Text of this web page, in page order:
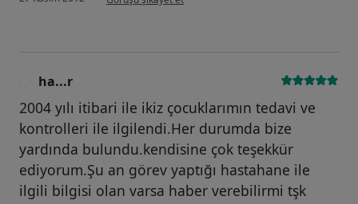
ha...r
2004 yılı itibari ile ikiz çocuklarımın tedavi ve
kontrolleri ile ilgilendi.Her durumda bize
yardında bulundu.kendisine çok teşekkür
ediyorum.Şu an görev yaptığı hastahane ile
ilgili bilgisi olan varsa haber verebilirmi tşk